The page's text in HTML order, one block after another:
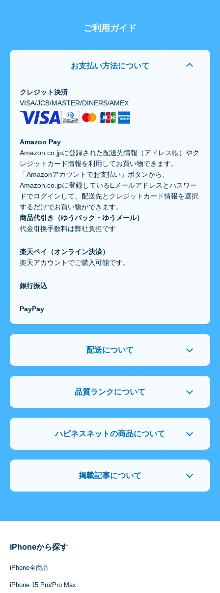
ご利用ガイド
お支払い方法について
クレジット決済
VISA/JCB/MASTER/DINERS/AMEX
Amazon Pay
Amazon.co.jpに登録された配送先情報（アドレス帳）やク
レジットカード情報を利用してお買い物できます。
「Amazonアカウントでお支払い」ボタンから、
Amazon.co.jpに登録しているEメールアドレスとパスワー
ドでログインして、配送先とクレジットカード情報を選択
するだけでお買い物ができます。
商品代引き（ゆうパック・ゆうメール）
代金引換手数料は弊社負担です
楽天ペイ（オンライン決済）
楽天アカウントでご購入可能です。
銀行振込
PayPay
配送について
品質ランクについて
ハピネスネットの商品について
掲載記事について
iPhoneから探す
iPhone全商品
iPhone 15 Pro/Pro Max